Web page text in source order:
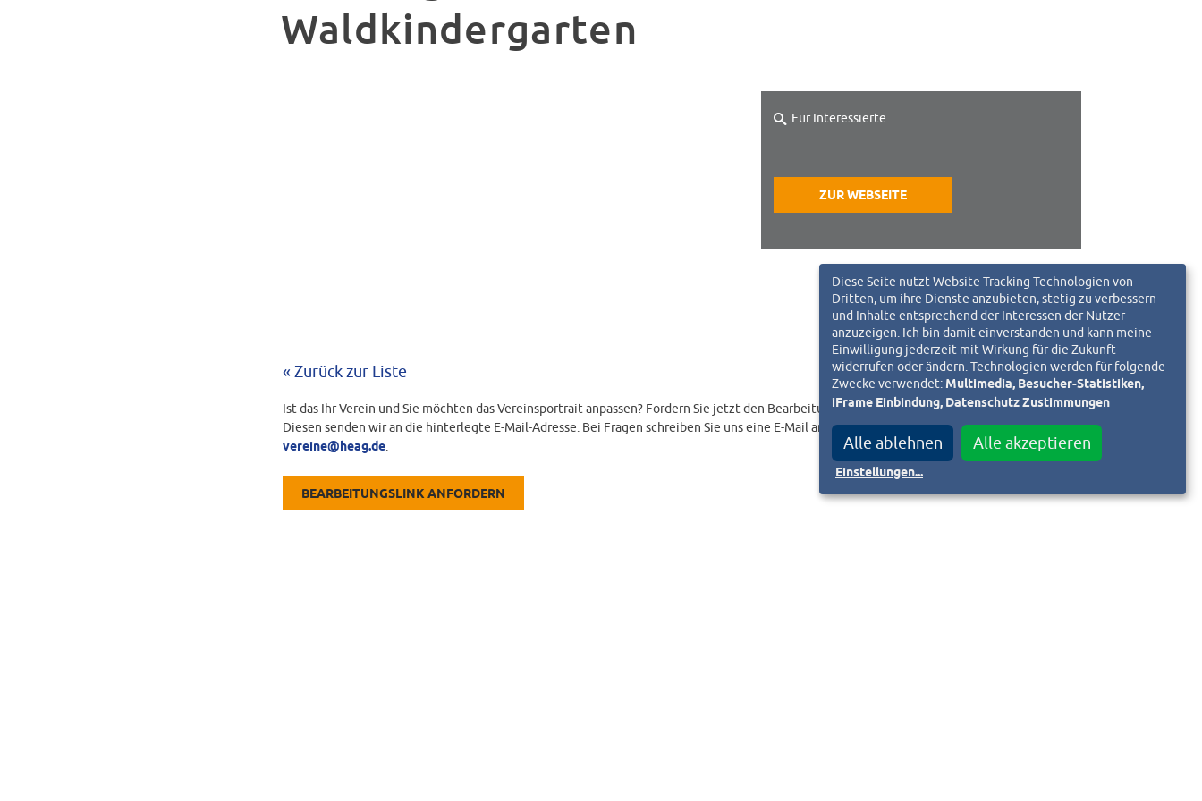
Waldkindergarten
Für Interessierte
ZUR WEBSEITE
« Zurück zur Liste
Ist das Ihr Verein und Sie möchten das Vereinsportrait anpassen? Fordern Sie jetzt den Bearbeitungslink an.
Diesen senden wir an die hinterlegte E-Mail-Adresse. Bei Fragen schreiben Sie uns eine E-Mail an
vereine@heag.de.
BEARBEITUNGSLINK ANFORDERN
Diese Seite nutzt Website Tracking-Technologien von
Dritten, um ihre Dienste anzubieten, stetig zu verbessern
und Inhalte entsprechend der Interessen der Nutzer
anzuzeigen. Ich bin damit einverstanden und kann meine
Einwilligung jederzeit mit Wirkung für die Zukunft
widerrufen oder ändern. Technologien werden für folgende
Zwecke verwendet:Multimedia, Besucher-Statistiken,
iFrame Einbindung, Datenschutz Zustimmungen
Alle ablehnen Alle akzeptieren
Einstellungen...